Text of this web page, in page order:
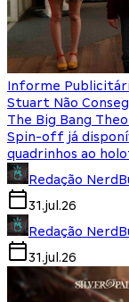
Informe
Stuart Não
The Big Bang
Spin-off já
quadrinhos ao
Redação
31.jul.26
Redação
31.jul.26